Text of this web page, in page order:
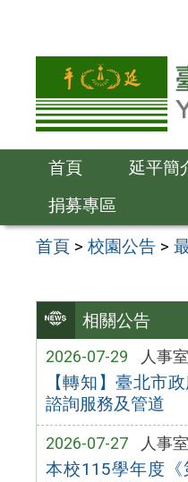
容
首頁 延平簡
捐募專區
首頁 >校園公告 >
相關公告
2026-07-29 人事室
【轉知】臺北市
諮詢服務及管道
2026-07-27 人事室
本校115學年度